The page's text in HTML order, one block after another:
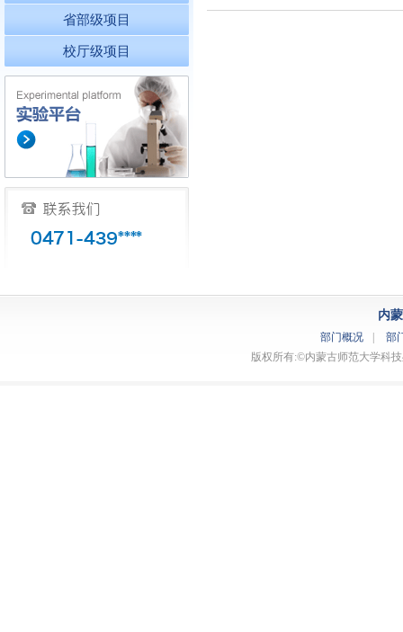
省部级项目
校厅级项目
内
部门概况
部
版权所有:©内蒙古师范大学科